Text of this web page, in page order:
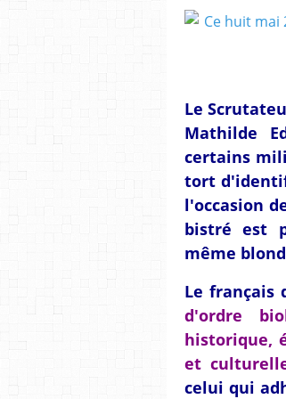
Le
Mathilde
certains
tort
l'occasion
bistré est
même
Le français
d'ordre
historique,
et
celui qui